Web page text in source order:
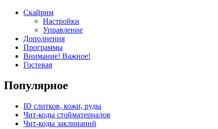
Скайрим
Настройки
Управление
Дополнения
Программы
Внимание! Важное!
Гостевая
Популярное
ID слитков, кожи, руды
Чит-коды стойматериалов
Чит-коды заклинаний